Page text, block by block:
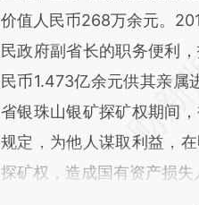
价值人民币268万余元。
民政府副省长的职务便利
民币1.473亿余元供其亲
省银珠山银矿探矿权期间
规定，为他人谋取利益，
探矿权，造成国有资产损失